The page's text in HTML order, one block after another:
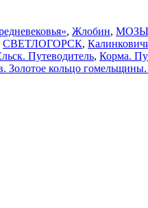
, Жлобин,
СВЕТЛОГОРСК,
Путеводитель, Корма.
Золотое кольцо